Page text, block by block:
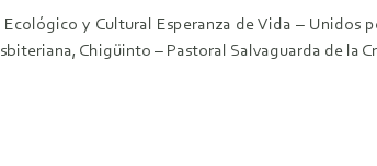
y Cultural Esperanza de Vida – Unidos
Chigüinto – Pastoral Salvaguarda de la